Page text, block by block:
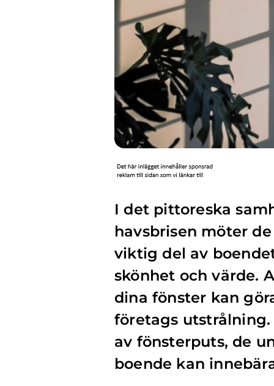
I det pittoreska
havsbrisen möter
viktig del av
skönhet och värde.
dina fönster kan
företags
av fönsterputs, de
boende kan